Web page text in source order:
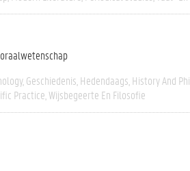
Geschiedenis Hedendaags History And
Practice Wijsbegeerte En Filosofie